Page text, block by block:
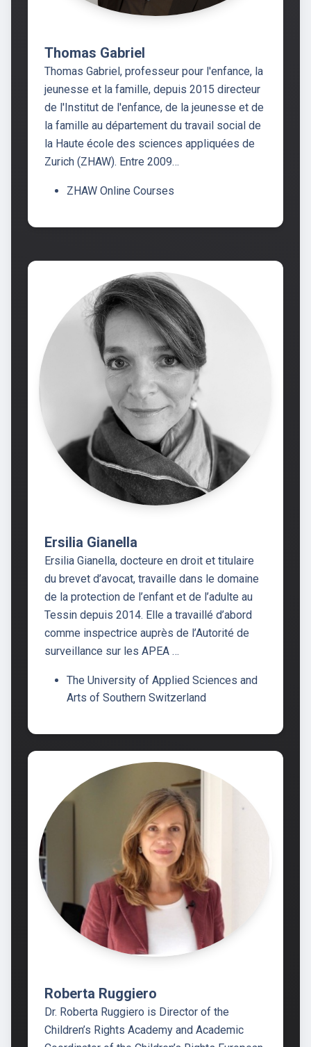
Thomas Gabriel
Thomas Gabriel, professeur pour l'enfance, la
jeunesse et la famille, depuis 2015 directeur
de l'Institut de l'enfance, de la jeunesse et de
la famille au département du travail social de
la Haute école des sciences appliquées de
Zurich (ZHAW). Entre 2009…
ZHAW Online Courses
Ersilia Gianella
Ersilia Gianella, docteure en droit et titulaire
du brevet d’avocat, travaille dans le domaine
de la protection de l’enfant et de l’adulte au
Tessin depuis 2014. Elle a travaillé d’abord
comme inspectrice auprès de l’Autorité de
surveillance sur les APEA …
The University of Applied Sciences and
Arts of Southern Switzerland
Roberta Ruggiero
Dr. Roberta Ruggiero is Director of the
Children’s Rights Academy and Academic